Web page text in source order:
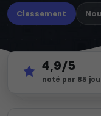
Classement
471
serveurs
depuis
4,9/5
noté par 85